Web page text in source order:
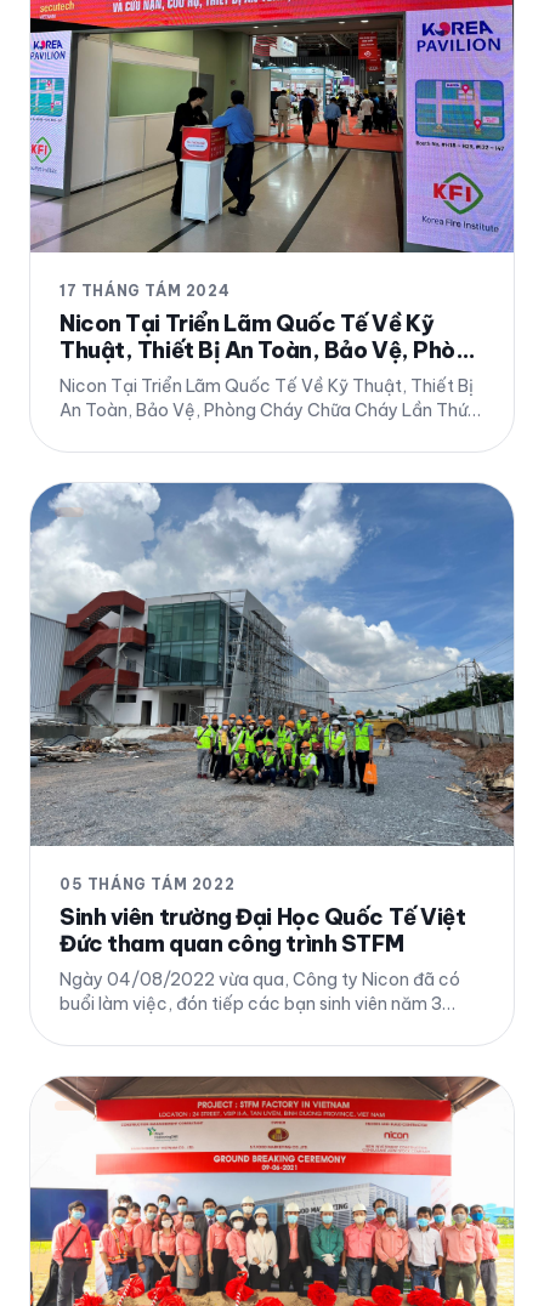
17 THÁNG TÁM 2024
Nicon Tại Triển Lãm Quốc Tế Về Kỹ
Thuật, Thiết Bị An Toàn, Bảo Vệ, Phòng
Cháy Chữa Cháy Lần Thứ 17
Nicon Tại Triển Lãm Quốc Tế Về Kỹ Thuật, Thiết Bị
An Toàn, Bảo Vệ, Phòng Cháy Chữa Cháy Lần Thứ
05 THÁNG TÁM 2022
Sinh viên trường Đại Học Quốc Tế Việt
Đức tham quan công trình STFM
Ngày 04/08/2022 vừa qua, Công ty Nicon đã có
buổi làm việc, đón tiếp các bạn sinh viên năm 3
(VGU) tham quan tại công trình nhà máy S.T.Food
Marketing Việt Nam Chi tiết